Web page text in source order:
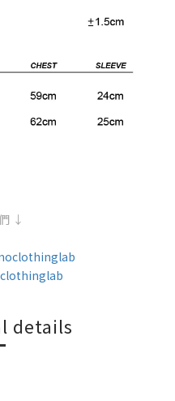
↓
details